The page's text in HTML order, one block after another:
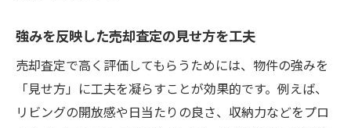
強みを反映した売却査定の見せ方を工夫
売却査定で高く評価してもらうためには、物件の強みを
「見せ方」に工夫を凝らすことが効果的です。例えば、
リビングの開放感や日当たりの良さ、収納力などをプロ